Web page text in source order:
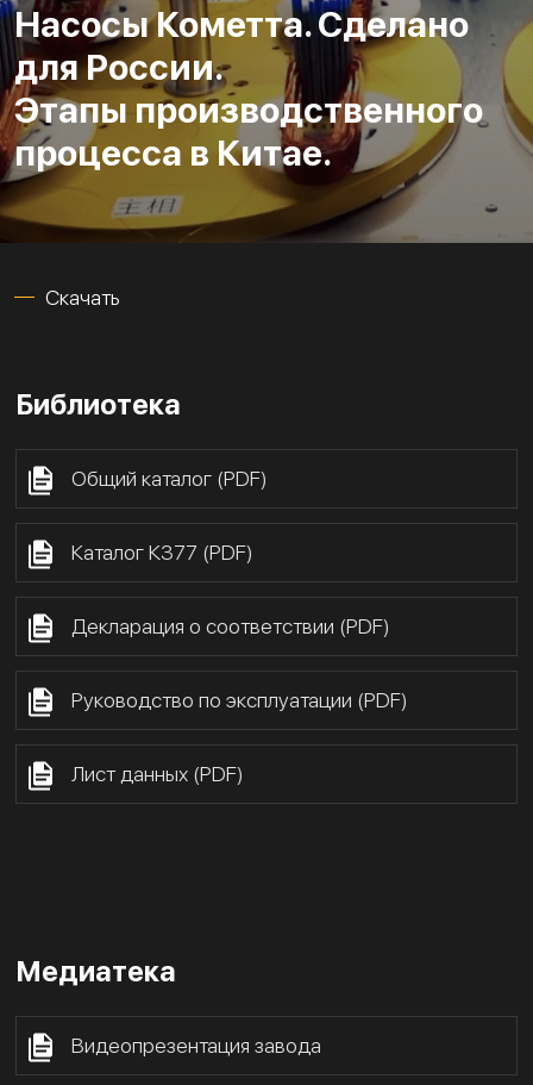
Насосы Кометта. Сделано
для России.
Этапы производственного
процесса в Китае.
Скачать
Библиотека
Общий каталог (PDF)
Каталог К377 (PDF)
Декларация о соответствии (PDF)
Руководство по эксплуатации (PDF)
Лист данных (PDF)
Медиатека
Видеопрезентация завода